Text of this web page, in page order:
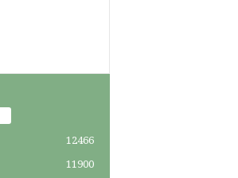
12466
11900